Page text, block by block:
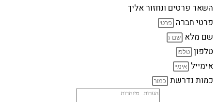
השאר פרטים ונחזור אליך
פרטי חברה
שם מלא
טלפון
אימייל
כמות נדרשת